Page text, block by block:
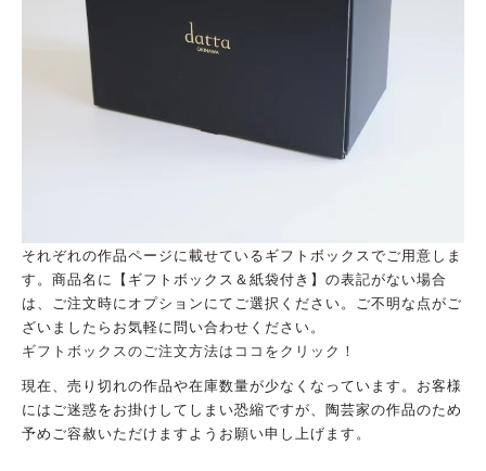
それぞれの作品ページに載せているギフトボックスでご用意しま
す。商品名に【ギフトボックス＆紙袋付き】の表記がない場合
は、ご注文時にオプションにてご選択ください。ご不明な点がご
ざいましたらお気軽に問い合わせください。
ギフトボックスのご注文方法はココをクリック！
現在、売り切れの作品や在庫数量が少なくなっています。お客様
にはご迷惑をお掛けしてしまい恐縮ですが、陶芸家の作品のため
予めご容赦いただけますようお願い申し上げます。